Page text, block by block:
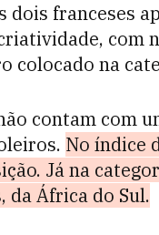
dois franceses
com
colocado na
contam com
No índice
Já na
da África do Sul.